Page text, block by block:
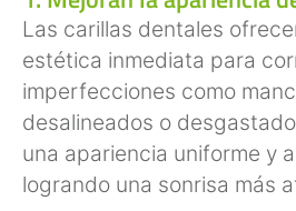
Las carillas dentales
estética inmediata para
imperfecciones como
desalineados o
una apariencia uniforme y
logrando una sonrisa más